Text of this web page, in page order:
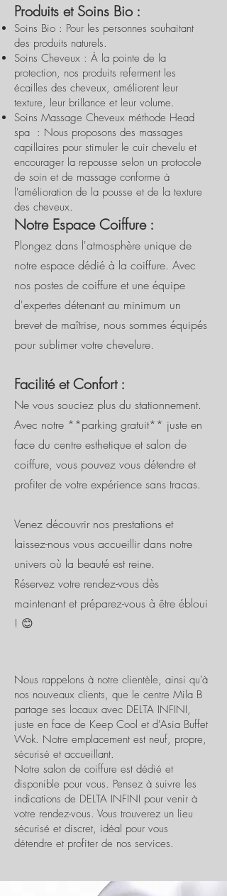
Produits et Soins Bio :
Soins Bio : Pour les personnes souhaitant
des produits naturels.
Soins Cheveux : À la pointe de la
protection, nos produits referment les
écailles des cheveux, améliorent leur
texture, leur brillance et leur volume.
Soins Massage Cheveux méthode Head
spa : Nous proposons des massages
capillaires pour stimuler le cuir chevelu et
encourager la repousse selon un protocole
de soin et de massage conforme à
l'amélioration de la pousse et de la texture
des cheveux.
Notre Espace Coiffure :
Plongez dans l'atmosphère unique de
notre espace dédié à la coiffure. Avec
nos postes de coiffure et une équipe
d'expertes détenant au minimum un
brevet de maîtrise, nous sommes équipés
pour sublimer votre chevelure.
Facilité et Confort :
Ne vous souciez plus du stationnement.
Avec notre **parking gratuit** juste en
face du centre esthetique et salon de
coiffure, vous pouvez vous détendre et
profiter de votre expérience sans tracas.
Venez découvrir nos prestations et
laissez-nous vous accueillir dans notre
univers où la beauté est reine.
Réservez votre rendez-vous dès
maintenant et préparez-vous à être ébloui
! 😊
Nous rappelons à notre clientèle, ainsi qu'à
nos nouveaux clients, que le centre Mila B
partage ses locaux avec DELTA INFINI,
juste en face de Keep Cool et d'Asia Buffet
Wok. Notre emplacement est neuf, propre,
sécurisé et accueillant.
Notre salon de coiffure est dédié et
disponible pour vous. Pensez à suivre les
indications de DELTA INFINI pour venir à
votre rendez-vous. Vous trouverez un lieu
sécurisé et discret, idéal pour vous
détendre et profiter de nos services.